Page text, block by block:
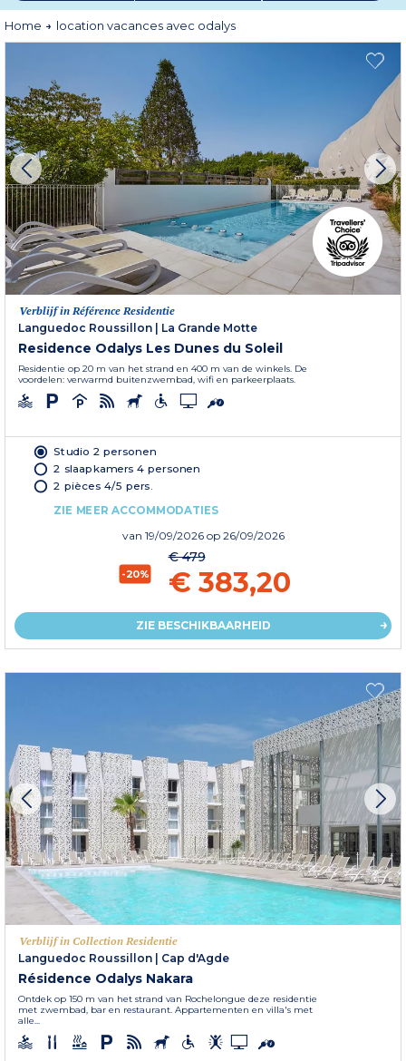
Odalysresidenties, hotels, chalets en aparthotelsvoor elke wens,
evenals vriendelijke
en elegante
volledige vrijheid. Kinderclubs, animatie, wellnessruimtes, binnen- en
buitenzwembaden, comfortabele appartementen, praktische diensten of
catering ter plaatse, afhankelijk van de bestemming: iedereen stelt zijn
vakantie samen op eigen tempo. Met Odalys krijgen vakanties hun volle
betekenis.
Home location vacances avec odalys
Verblijf in Référence Residentie
Languedoc Roussillon
La Grande Motte
Residence Odalys Les Dunes du Soleil
Residentie op 20 m van het strand en 400 m van de winkels. De
voordelen: verwarmd buitenzwembad, wifi en parkeerplaats.
Studio 2 personen
2 slaapkamers 4 personen
2 pièces 4/5 pers.
ZIE MEER ACCOMMODATIES
van 19/09/2026 op 26/09/2026
-20%
€ 479
€ 383,20
ZIE BESCHIKBAARHEID
Verblijf in Collection Residentie
Languedoc Roussillon
Cap d'Agde
Résidence Odalys Nakara
Ontdek op 150 m van het strand van Rochelongue deze residentie
met zwembad, bar en restaurant. Appartementen en villa's met
alle...